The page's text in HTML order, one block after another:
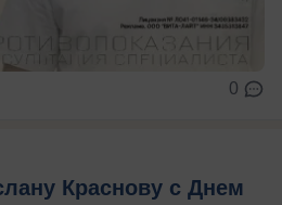
0
Краснову с Днем